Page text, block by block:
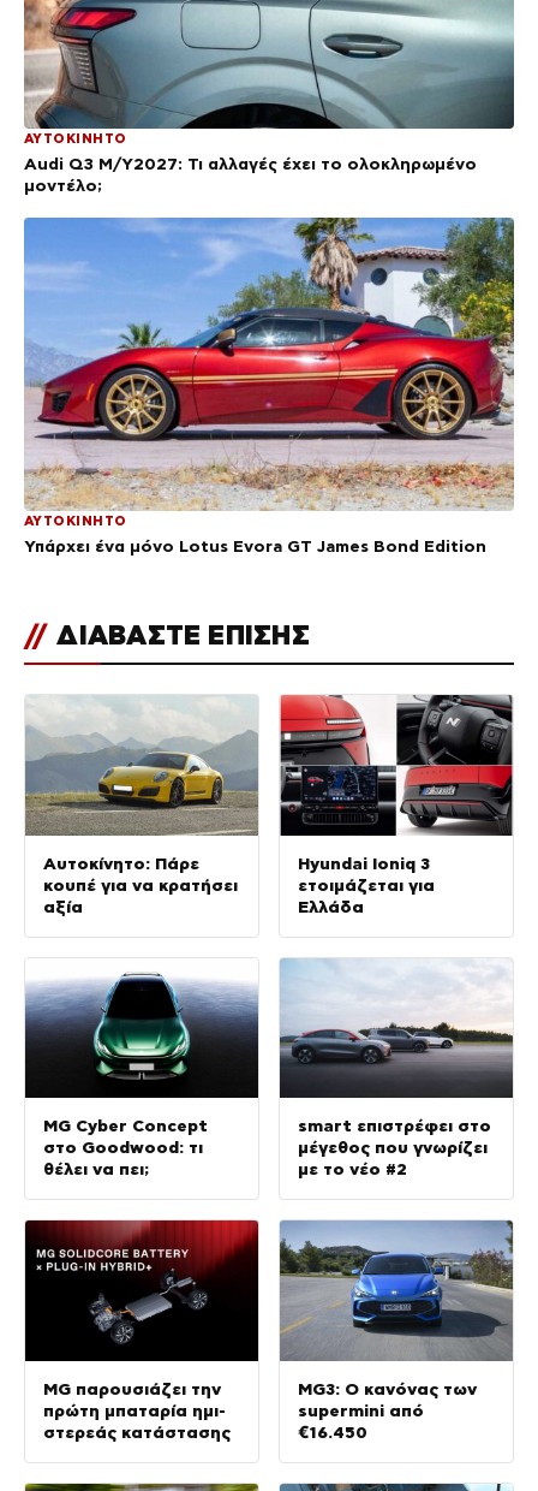
ΑΥΤΟΚΙΝΗΤΟ
Audi Q3 M/Y2027: Τι αλλαγές έχει το ολοκληρωμένο
μοντέλο;
ΑΥΤΟΚΙΝΗΤΟ
Υπάρχει ένα μόνο Lotus Evora GT James Bond Edition
// ΔΙΑΒΑΣΤΕ ΕΠΙΣΗΣ
Αυτοκίνητο: Πάρε
κουπέ για να κρατήσει
αξία
Hyundai Ioniq 3
ετοιμάζεται για
Ελλάδα
MG Cyber Concept
στο Goodwood: τι
θέλει να πει;
smart επιστρέφει στο
μέγεθος που γνωρίζει
με το νέο #2
MG παρουσιάζει την
πρώτη μπαταρία ημι-
στερεάς κατάστασης
MG3: Ο κανόνας των
supermini από
€16.450